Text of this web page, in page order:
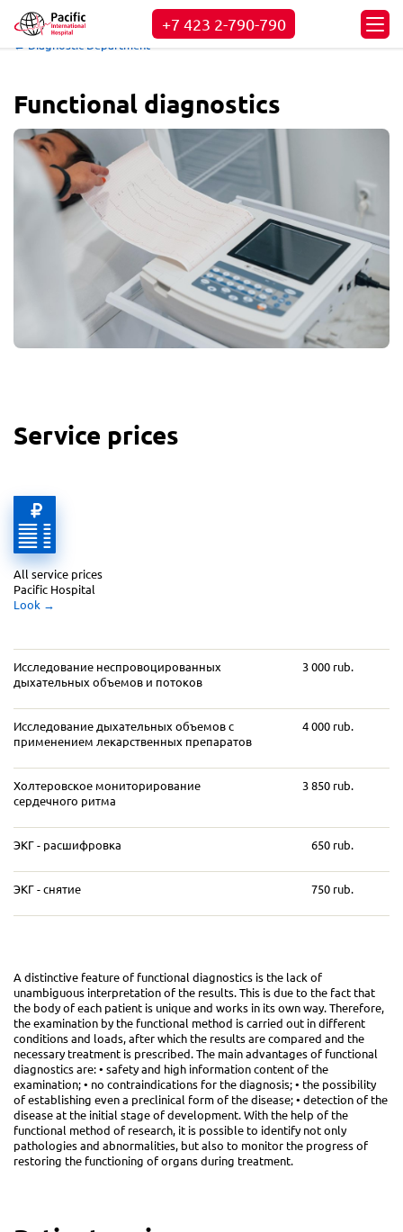
+7 423 2-790-790
← Diagnostic Department
Functional diagnostics
Service prices
Исследование неспровоцированных
дыхательных объемов и потоков
3 000 rub.
Исследование дыхательных объемов с
применением лекарственных препаратов
4 000 rub.
Холтеровское мониторирование
сердечного ритма
3 850 rub.
ЭКГ - расшифровка 650 rub.
ЭКГ - снятие 750 rub.
All service prices
Pacific Hospital
Look →
A distinctive feature of functional diagnostics is the lack of
unambiguous interpretation of the results. This is due to the fact that
the body of each patient is unique and works in its own way. Therefore,
the examination by the functional method is carried out in different
conditions and loads, after which the results are compared and the
necessary treatment is prescribed. The main advantages of functional
diagnostics are: • safety and high information content of the
examination; • no contraindications for the diagnosis; • the possibility
of establishing even a preclinical form of the disease; • detection of the
disease at the initial stage of development. With the help of the
functional method of research, it is possible to identify not only
pathologies and abnormalities, but also to monitor the progress of
restoring the functioning of organs during treatment.